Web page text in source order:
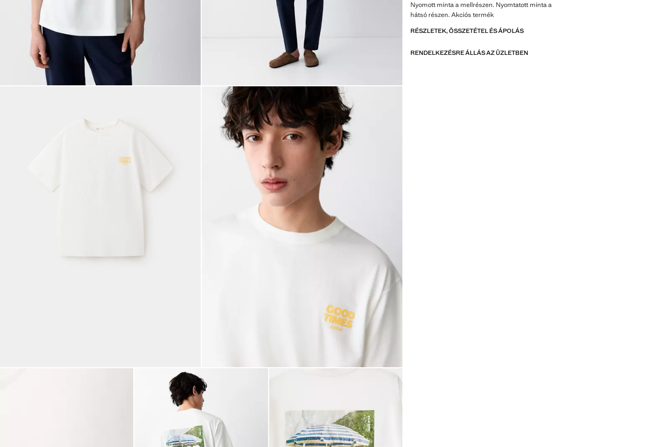
Nyomott minta a mellrészen. Nyomtatott minta a
hátsó részen. Akciós termék
RÉSZLETEK, ÖSSZETÉTEL ÉS ÁPOLÁS
RENDELKEZÉSRE ÁLLÁS AZ ÜZLETBEN